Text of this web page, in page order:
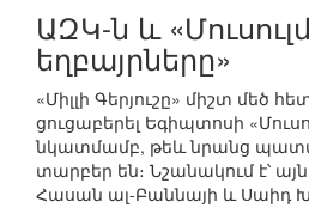
ԱԶԿ-ն և
եղբայրները»
«Միլլի Գերյուշը» միշտ մեծ
ցուցաբերել Եգիպտոսի
նկատմամբ, թեև նրանց
տարբեր են։ Նշանակում է՝
Հասան ալ-Բաննայի և Սաիդ